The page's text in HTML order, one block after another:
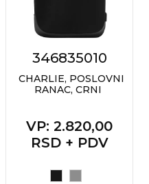
346835010
CHARLIE, POSLOVNI
RANAC, CRNI
VP: 2.820,00
RSD + PDV